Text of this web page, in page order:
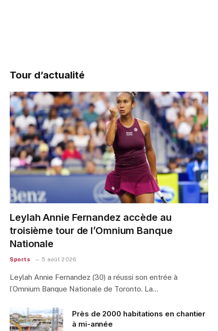
Tour d’actualité
Leylah Annie Fernandez accède au
troisième tour de l’Omnium Banque
Nationale
Sports 5 août 2026
Leylah Annie Fernandez (30) a réussi son entrée à
l’Omnium Banque Nationale de Toronto. La…
Près de 2000 habitations en chantier
à mi-année